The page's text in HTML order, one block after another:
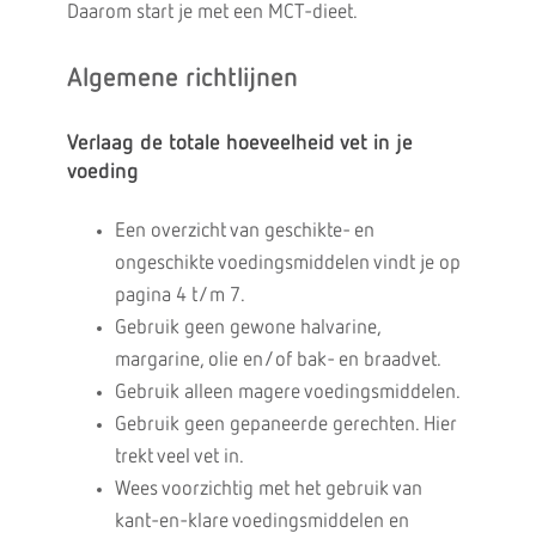
Daarom start je met een MCT-dieet.
Algemene richtlijnen
Verlaag de totale hoeveelheid vet in je
voeding
Een overzicht van geschikte- en
ongeschikte voedingsmiddelen vindt je op
pagina 4 t/m 7.
Gebruik geen gewone halvarine,
margarine, olie en/of bak- en braadvet.
Gebruik alleen magere voedingsmiddelen.
Gebruik geen gepaneerde gerechten. Hier
trekt veel vet in.
Wees voorzichtig met het gebruik van
kant-en-klare voedingsmiddelen en